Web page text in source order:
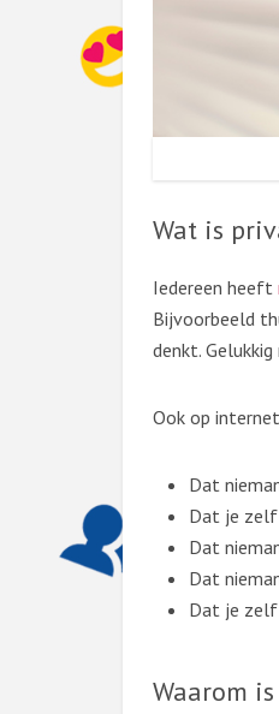
Wat is
Iedereen heeft
Bijvoorbeeld
denkt. Gelukkig
Ook op
Dat
Dat je
Dat
Dat
Dat je
Waarom